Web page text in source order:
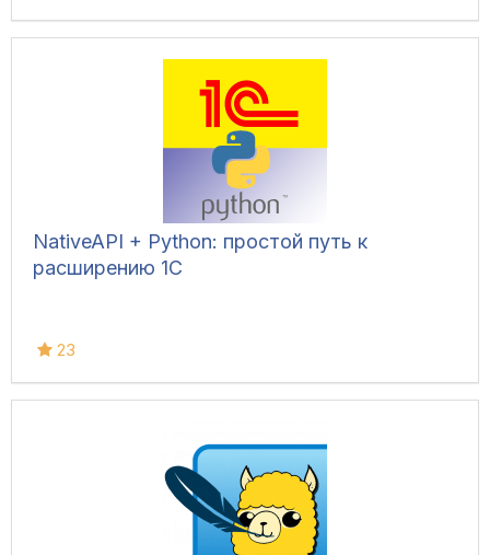
NativeAPI + Python: простой путь к
расширению 1С
23